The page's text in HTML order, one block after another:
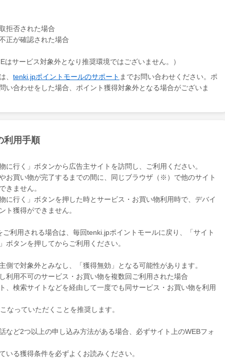
拒否された場合
正が確認された場合
サービス対象外となり推奨環境ではございません。）
、 tenki.jpポイントモールのサポート までお問い合わせください。ポ
い合わせをした場合、ポイント獲得対象外となる場合がございま
利用手順
に行く」ボタンから広告主サイトを訪問し、ご利用ください。
お買い物が完了するまでの間に、同じブラウザ（※）で他のサイト
きません。
に行く」ボタンを押した時とサービス・お買い物利用時で、デバイ
ト獲得ができません。
利用される場合は、毎回tenki.jpポイントモールに戻り、「サイト
ボタンを押してからご利用ください。
側で対象外とみなし、「獲得無効」となる可能性があります。
利用不可のサービス・お買い物を複数回ご利用された場合
、検索サイトなどを経由して一度でも同サービス・お買い物を利用
なっていただくことを推奨します。
など2つ以上の申し込み方法がある場合、必ずサイト上のWEBフォ
いる獲得条件を必ずよくお読みください。